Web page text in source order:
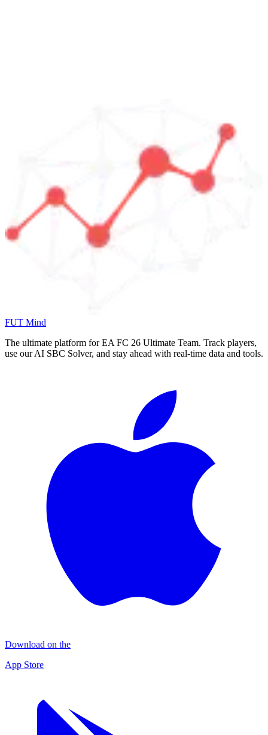
FUT Mind
The ultimate platform for EA FC 26 Ultimate Team. Track players,
use our AI SBC Solver, and stay ahead with real-time data and tools.
Download on the
App Store